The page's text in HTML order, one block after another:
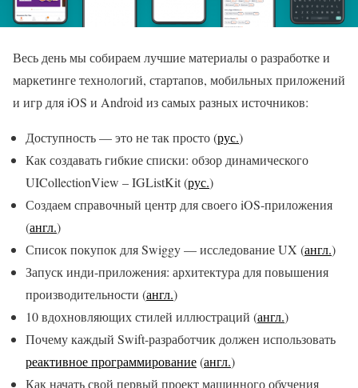
Весь день мы собираем лучшие материалы о разработке и
маркетинге технологий, стартапов, мобильных приложений
и игр для iOS и Android из самых разных источников:
Доступность — это не так просто (рус.)
Как создавать гибкие списки: обзор динамического
UICollectionView – IGListKit (рус.)
Создаем справочный центр для своего iOS-приложения
(англ.)
Список покупок для Swiggy — исследование UX (англ.)
Запуск инди-приложения: архитектура для повышения
производительности (англ.)
10 вдохновляющих стилей иллюстраций (англ.)
Почему каждый Swift-разработчик должен использовать
реактивное программирование(англ.)
Как начать свой первый проект машинного обучения